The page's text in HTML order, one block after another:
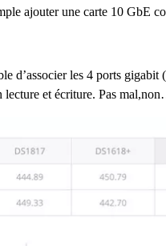
ajouter une carte 10 GbE
d’associer les 4 ports gigabit
lecture et écriture. Pas